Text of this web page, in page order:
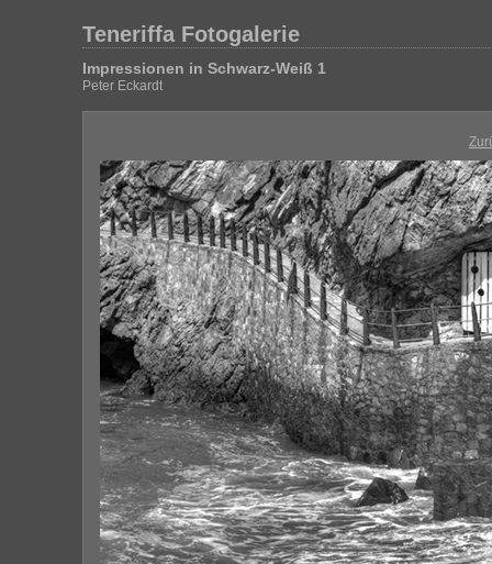
Teneriffa Fotogalerie
Impressionen in Schwarz-Weiß 1
Peter Eckardt